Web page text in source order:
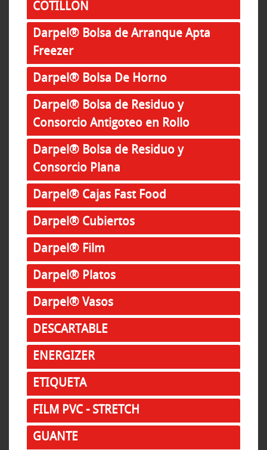
COTILLON
Darpel® Bolsa de Arranque Apta
Freezer
Darpel® Bolsa De Horno
Darpel® Bolsa de Residuo y
Consorcio Antigoteo en Rollo
Darpel® Bolsa de Residuo y
Consorcio Plana
Darpel® Cajas Fast Food
Darpel® Cubiertos
Darpel® Film
Darpel® Platos
Darpel® Vasos
DESCARTABLE
ENERGIZER
ETIQUETA
FILM PVC - STRETCH
GUANTE